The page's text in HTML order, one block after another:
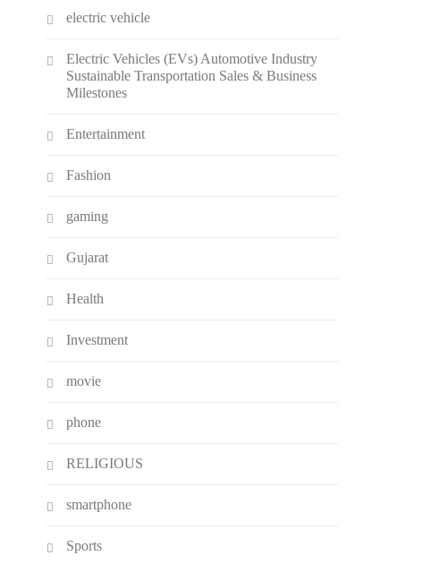
electric vehicle
Electric Vehicles (EVs) Automotive Industry
Sustainable Transportation Sales & Business
Milestones
Entertainment
Fashion
gaming
Gujarat
Health
Investment
movie
phone
RELIGIOUS
smartphone
Sports